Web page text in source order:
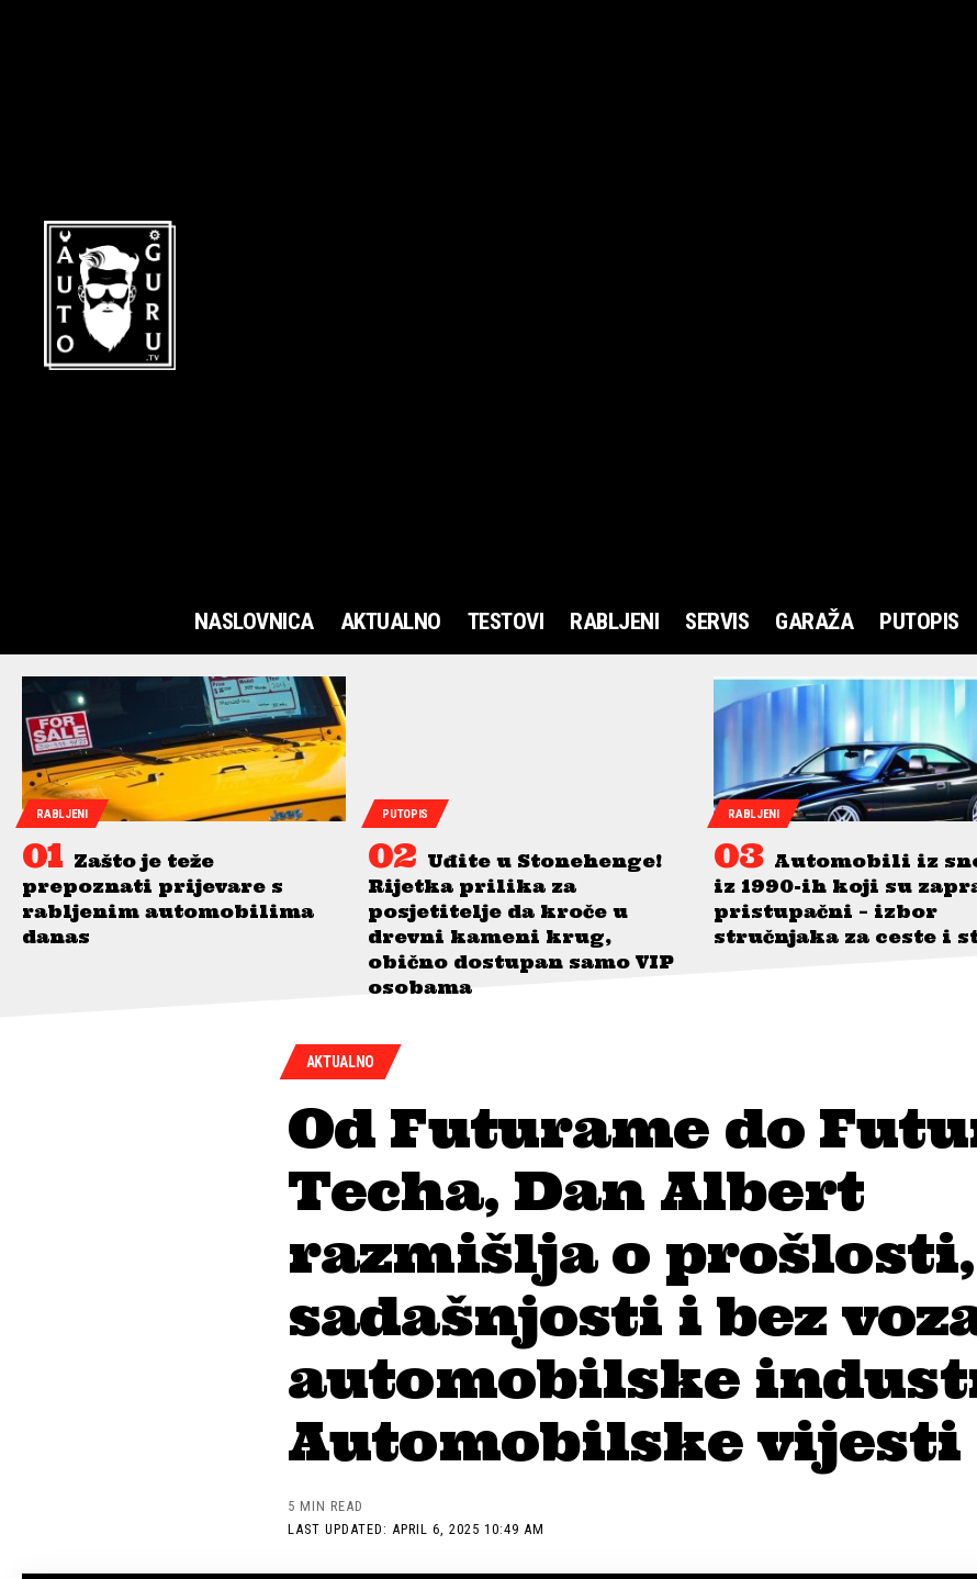
NASLOVNICA AKTUALNO TESTOVI RABLJENI SERVIS GARAŽA PUTOPIS
RABLJENI
Zašto je teže
prepoznati prijevare s
rabljenim automobilima
danas
PUTOPIS
Uđite u Stonehenge!
Rijetka prilika za
posjetitelje da kroče u
drevni kameni krug,
obično dostupan samo VIP
osobama
RABLJENI
Automobili iz
iz 1990-ih koji su
pristupačni – izbor
stručnjaka za ceste i
AKTUALNO
Od Futurame do
Techa, Dan Albert
razmišlja o prošlosti,
sadašnjosti i bez
automobilske
Automobilske vijesti
LAST UPDATED: APRIL 6, 2025 10:49 AM
5 MIN READ